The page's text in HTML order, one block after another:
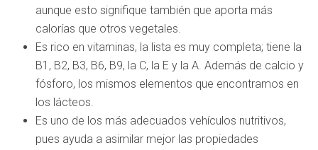
aunque esto signifique también que aporta más
calorías que otros vegetales.
Es rico en vitaminas, la lista es muy completa; tiene la
B1, B2, B3, B6, B9, la C, la E y la A. Además de calcio y
fósforo, los mismos elementos que encontramos en
los lácteos.
Es uno de los más adecuados vehículos nutritivos,
pues ayuda a asimilar mejor las propiedades